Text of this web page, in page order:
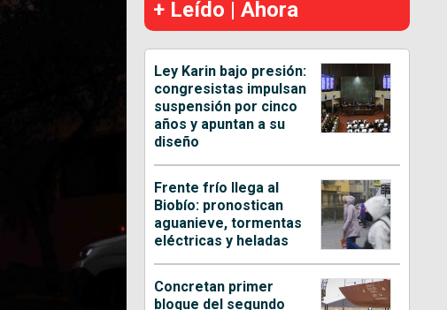
+ Leído | Ahora
Ley Karin bajo presión:
congresistas impulsan
suspensión por cinco
años y apuntan a su
diseño
Frente frío llega al
Biobío: pronostican
aguanieve, tormentas
eléctricas y heladas
Concretan primer
bloque del segundo